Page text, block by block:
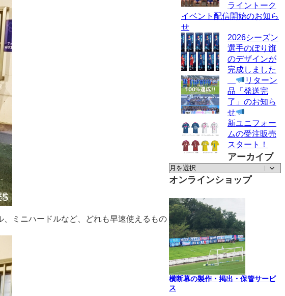
ミニハードルなど、どれも早速使えるもの
ライントーク
イベント配信開始のお知ら
せ
2026シーズン
選手のぼり旗
のデザインが
完成しました
リターン
品「発送完
了」のお知ら
せ
新ユニフォー
ムの受注販売
スタート！
アーカイブ
ア
ー
イ
ブ
オンラインショップ
横断幕の製作・掲出・保管サービ
ス